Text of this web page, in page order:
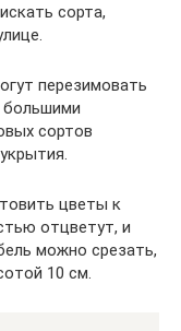
сорта,
перезимовать
большими
сортов
цветы к
отцветут, и
можно срезать,
10 см.